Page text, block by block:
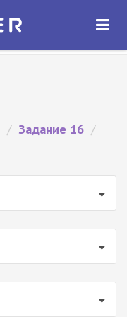
ОТКРЫТЬ
/ Задание 16 /